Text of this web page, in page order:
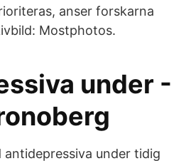
anser forskarna
Mostphotos.
under -
antidepressiva under tidig